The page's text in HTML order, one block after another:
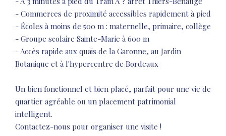
- Commerces de proximité accessibles rapidement à pied
- Écoles à moins de 500 m : maternelle, primaire, collège
- Groupe scolaire Sainte-Marie à 600 m
- Accès rapide aux quais de la Garonne, au Jardin
Botanique et à l'hypercentre de Bordeaux
Un bien fonctionnel et bien placé, parfait pour une vie de
quartier agréable ou un placement patrimonial
intelligent.
Contactez-nous pour organiser une visite !